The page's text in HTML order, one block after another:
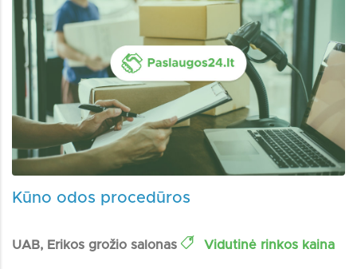
Kūno odos procedūros
UAB, Erikos grožio salonas Vidutinė rinkos kaina